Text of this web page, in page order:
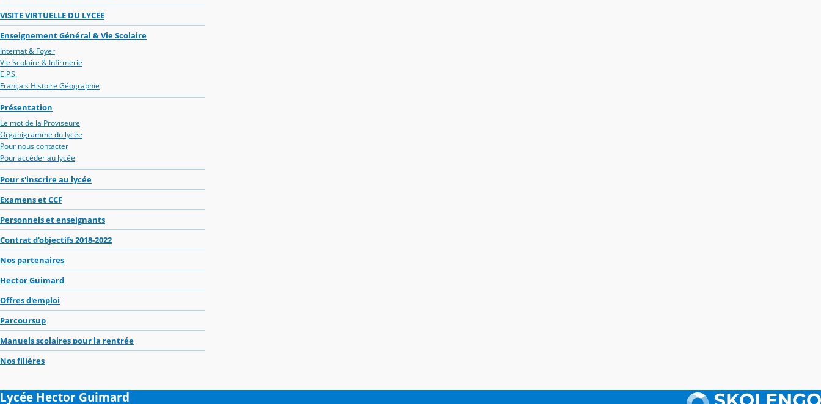
VISITE VIRTUELLE DU LYCEE
Enseignement Général & Vie Scolaire
Internat & Foyer
Vie Scolaire & Infirmerie
E.P.S.
Français Histoire Géographie
Présentation
Le mot de la Proviseure
Organigramme du lycée
Pour nous contacter
Pour accéder au lycée
Pour s'inscrire au lycée
Examens et CCF
Personnels et enseignants
Contrat d'objectifs 2018-2022
Nos partenaires
Hector Guimard
Offres d'emploi
Parcoursup
Manuels scolaires pour la rentrée
Nos filières
Lycée Hector Guimard